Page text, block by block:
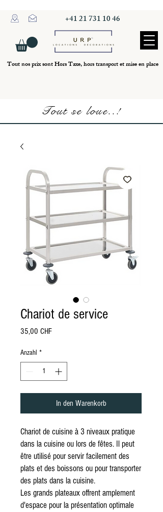
+41 21 731 10 46
Tout nos prix sont Hors Taxe, hors transport et mise en place
Tout se loue..!
Chariot de service
35,00 CHFPreis
Anzahl *
In den Warenkorb
Chariot de cuisine à 3 niveaux pratique
dans la cuisine ou lors de fêtes. Il peut
être utilisé pour servir facilement des
plats et des boissons ou pour transporter
des plats dans la cuisine.
Les grands plateaux offrent amplement
d'espace pour la présentation optimale